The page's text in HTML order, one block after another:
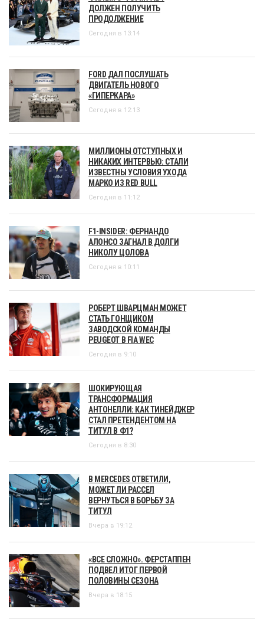
ДОЛЖЕН ПОЛУЧИТЬ
ПРОДОЛЖЕНИЕ
Сегодня в 13:14
FORD ДАЛ ПОСЛУШАТЬ
ДВИГАТЕЛЬ НОВОГО
«ГИПЕРКАРА»
Сегодня в 12:13
МИЛЛИОНЫ ОТСТУПНЫХ И
НИКАКИХ ИНТЕРВЬЮ: СТАЛИ
ИЗВЕСТНЫ УСЛОВИЯ УХОДА
МАРКО ИЗ RED BULL
Сегодня в 11:12
F1-INSIDER: ФЕРНАНДО
АЛОНСО ЗАГНАЛ В ДОЛГИ
НИКОЛУ ЦОЛОВА
Сегодня в 10:11
РОБЕРТ ШВАРЦМАН МОЖЕТ
СТАТЬ ГОНЩИКОМ
ЗАВОДСКОЙ КОМАНДЫ
PEUGEOT В FIA WEC
Сегодня в 9:10
ШОКИРУЮЩАЯ
ТРАНСФОРМАЦИЯ
АНТОНЕЛЛИ: КАК ТИНЕЙДЖЕР
СТАЛ ПРЕТЕНДЕНТОМ НА
ТИТУЛ В Ф1?
Сегодня в 8:30
В MERCEDES ОТВЕТИЛИ,
МОЖЕТ ЛИ РАССЕЛ
ВЕРНУТЬСЯ В БОРЬБУ ЗА
ТИТУЛ
Вчера в 19:12
«ВСЕ СЛОЖНО». ФЕРСТАППЕН
ПОДВЕЛ ИТОГ ПЕРВОЙ
ПОЛОВИНЫ СЕЗОНА
Вчера в 18:15